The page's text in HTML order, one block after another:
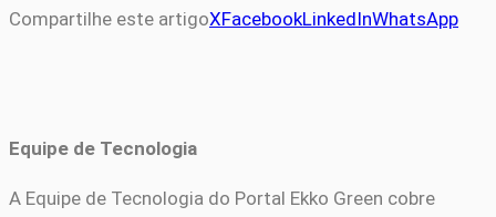
Compartilhe este artigoXFacebookLinkedInWhatsApp
Equipe de Tecnologia
A Equipe de Tecnologia do Portal Ekko Green cobre